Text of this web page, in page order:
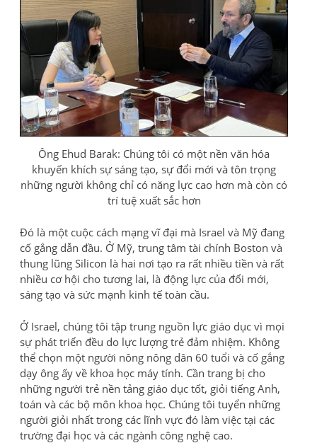
Ông Ehud Barak: Chúng tôi có một nền văn hóa
khuyến khích sự sáng tạo, sự đổi mới và tôn trọng
những người không chỉ có năng lực cao hơn mà còn có
trí tuệ xuất sắc hơn
Đó là một cuộc cách mạng vĩ đại mà Israel và Mỹ đang
cố gắng dẫn đầu. Ở Mỹ, trung tâm tài chính Boston và
thung lũng Silicon là hai nơi tạo ra rất nhiều tiền và rất
nhiều cơ hội cho tương lai, là động lực của đổi mới,
sáng tạo và sức mạnh kinh tế toàn cầu.
Ở Israel, chúng tôi tập trung nguồn lực giáo dục vì mọi
sự phát triển đều do lực lượng trẻ đảm nhiệm. Không
thể chọn một người nông nông dân 60 tuổi và cố gắng
dạy ông ấy về khoa học máy tính. Cần trang bị cho
những người trẻ nền tảng giáo dục tốt, giỏi tiếng Anh,
toán và các bộ môn khoa học. Chúng tôi tuyển những
người giỏi nhất trong các lĩnh vực đó làm việc tại các
trường đại học và các ngành công nghệ cao.